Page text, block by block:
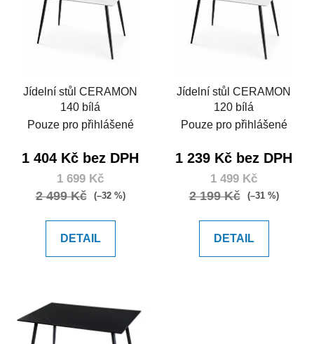
Jídelní stůl CERAMON
140 bílá
Pouze pro přihlášené
1 404 Kč bez DPH
1 699 Kč
2 499 Kč (–32 %)
DETAIL
Jídelní stůl CERAMON
120 bílá
Pouze pro přihlášené
1 239 Kč bez DPH
1 499 Kč
2 199 Kč (–31 %)
DETAIL